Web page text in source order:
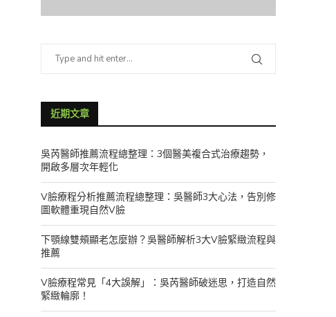
近期文章
吳芮醫師推薦流程總整理：3個醫美複合式治療趨勢，
開啟多層次年輕化
V臉療程分析推薦流程總整理：吳醫師3大心法，告別修
圖軟體重現自然V臉
下顎線雙頰顯老怎麼辦？吳醫師解析3大V臉緊緻流程與
推薦
V臉療程常見「4大誤解」：吳芮醫師破迷思，打造自然
緊緻輪廓！